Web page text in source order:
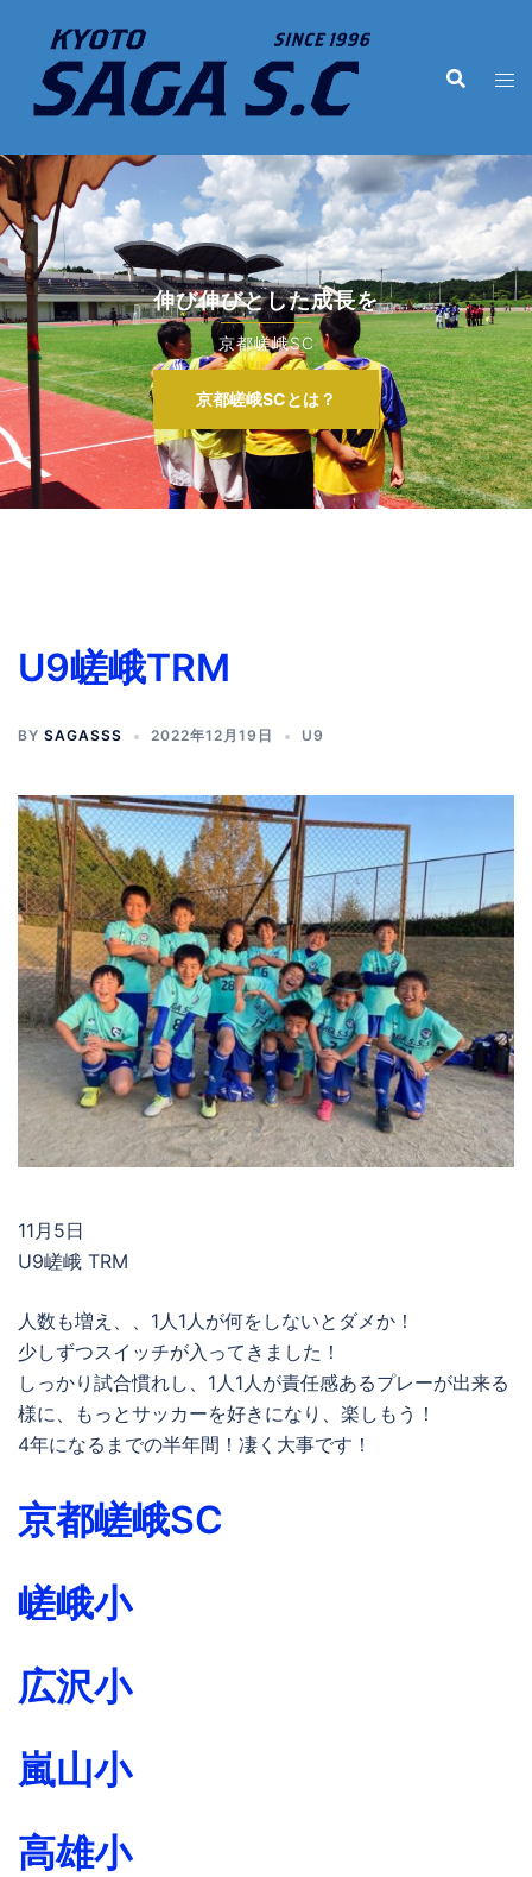
へ
ス
キ
ッ
プ
伸び伸びとした成長を
京都嵯峨SC
京都嵯峨SCとは？
U9嵯峨TRM
BY SAGASSS 2022年12月19日 U9
11月5日
U9嵯峨 TRM
人数も増え、、1人1人が何をしないとダメか！
少しずつスイッチが入ってきました！
しっかり試合慣れし、1人1人が責任感あるプレーが出来る
様に、もっとサッカーを好きになり、楽しもう！
4年になるまでの半年間！凄く大事です！
京都嵯峨SC
嵯峨小
広沢小
嵐山小
高雄小